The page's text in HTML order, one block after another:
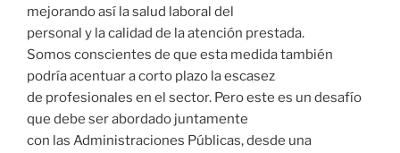
mejorando así la salud laboral del
personal y la calidad de la atención prestada.
Somos conscientes de que esta medida también
podría acentuar a corto plazo la escasez
de profesionales en el sector. Pero este es un desafío
que debe ser abordado juntamente
con las Administraciones Públicas, desde una